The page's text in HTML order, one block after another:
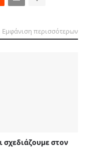
Εμφάνιση περισσότερων
σχεδιάζουμε στον